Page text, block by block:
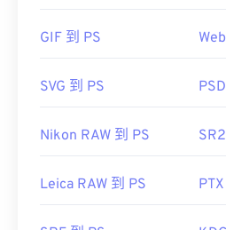
GIF 到 PS
SVG 到 PS
Nikon RAW 到 PS
Leica RAW 到 PS